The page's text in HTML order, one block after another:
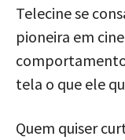
Telecine se
pioneira em
tela o que ele
Quem quiser